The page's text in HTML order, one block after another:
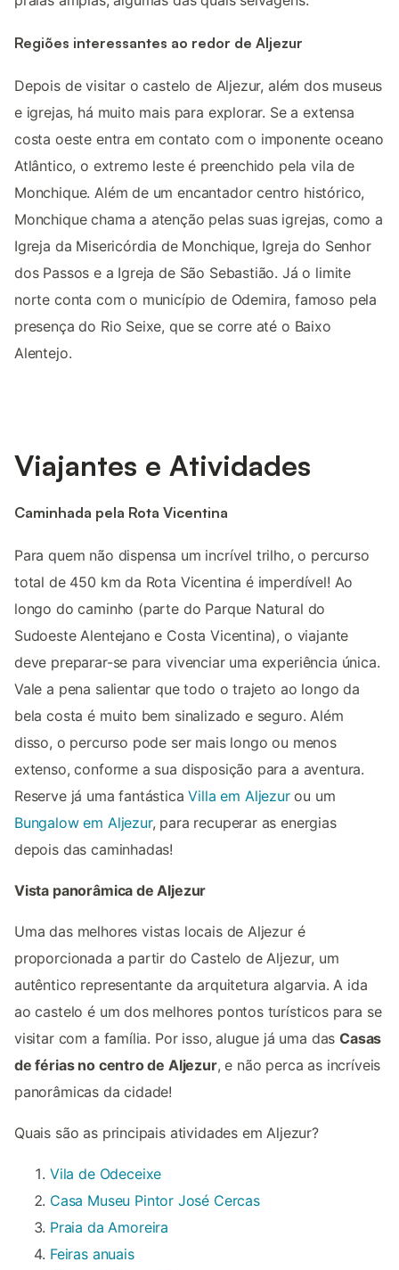
Regiões interessantes ao redor de Aljezur
Depois de visitar o castelo de Aljezur, além dos museus
e igrejas, há muito mais para explorar. Se a extensa
costa oeste entra em contato com o imponente oceano
Atlântico, o extremo leste é preenchido pela vila de
Monchique. Além de um encantador centro histórico,
Monchique chama a atenção pelas suas igrejas, como a
Igreja da Misericórdia de Monchique, Igreja do Senhor
dos Passos e a Igreja de São Sebastião. Já o limite
norte conta com o município de Odemira, famoso pela
presença do Rio Seixe, que se corre até o Baixo
Alentejo.
Viajantes e Atividades
Caminhada pela Rota Vicentina
Para quem não dispensa um incrível trilho, o percurso
total de 450 km da Rota Vicentina é imperdível! Ao
longo do caminho (parte do Parque Natural do
Sudoeste Alentejano e Costa Vicentina), o viajante
deve preparar-se para vivenciar uma experiência única.
Vale a pena salientar que todo o trajeto ao longo da
bela costa é muito bem sinalizado e seguro. Além
disso, o percurso pode ser mais longo ou menos
extenso, conforme a sua disposição para a aventura.
Reserve já uma fantásticaVilla em Aljezurou um
Bungalow em Aljezur, para recuperar as energias
depois das caminhadas!
Vista panorâmica de Aljezur
Uma das melhores vistas locais de Aljezur é
proporcionada a partir do Castelo de Aljezur, um
autêntico representante da arquitetura algarvia. A ida
ao castelo é um dos melhores pontos turísticos para se
visitar com a família. Por isso, alugue já uma dasCasas
de férias no centro de Aljezur, e não perca as incríveis
panorâmicas da cidade!
Quais são as principais atividades em Aljezur?
Vila de Odeceixe
Casa Museu Pintor José Cercas
Praia da Amoreira
Feiras anuais